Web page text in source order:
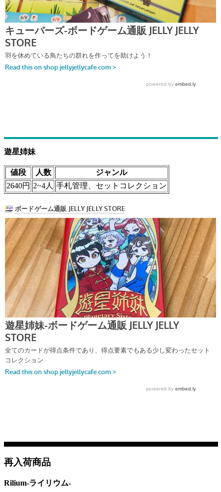
遊星姉妹
値段 人数
ジャンル
2640円 2~4人 手札管理、セットコレクション
再入荷商品
Rilium-ライリウム-